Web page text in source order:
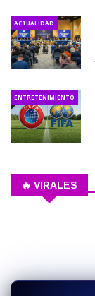
ACTUALIDAD
ENTRETENIMIENTO
🔥 VIRALES